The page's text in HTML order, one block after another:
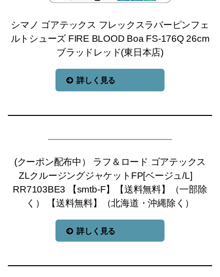
シマノ ゴアテックス フレックスラバーピンフェ
ルトシューズ FIRE BLOOD Boa FS-176Q 26cm
ブラッドレッド(東日本店)
詳しく見る
(クーポン配布中） ラフ＆ロード ゴアテックス
ZLクルージングジャケットFP[ベージュ/L]
RR7103BE3 【smtb-F】【送料無料】（一部除
く） 【送料無料】（北海道・沖縄除く）
詳しく見る